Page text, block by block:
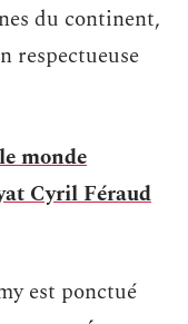
du continent,
respectueuse
monde
Cyril Féraud
est ponctué